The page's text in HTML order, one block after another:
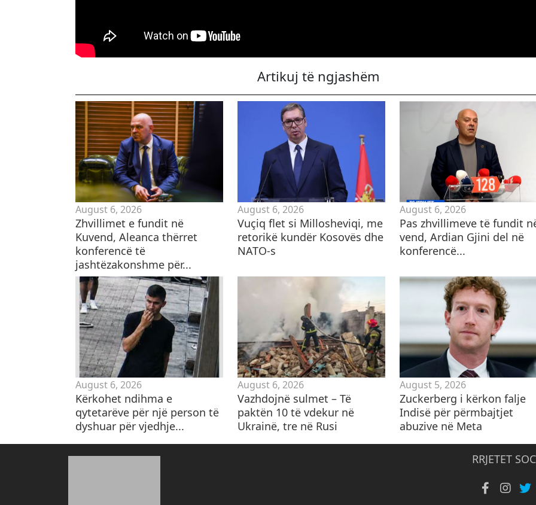
Artikuj të ngjashëm
August 6, 2026
Zhvillimet e fundit në
Kuvend, Aleanca thërret
konferencë të
jashtëzakonshme për...
August 6, 2026
​Vuçiq flet si Millosheviqi, me
retorikë kundër Kosovës dhe
NATO-s
August 6, 2026
Pas zhvillimeve të fundit
vend, Ardian Gjini del në
konferencë...
August 6, 2026
Kërkohet ndihma e
qytetarëve për një person të
dyshuar për vjedhje...
August 6, 2026
Vazhdojnë sulmet – Të
paktën 10 të vdekur në
Ukrainë, tre në Rusi
August 5, 2026
Zuckerberg i kërkon falje
Indisë për përmbajtjet
abuzive në Meta
RRJETET